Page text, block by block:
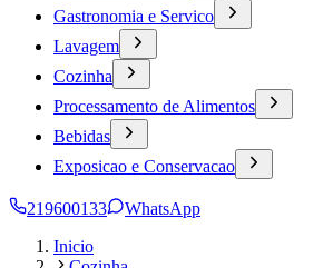
Gastronomia e Servico
Lavagem
Cozinha
Processamento de Alimentos
Bebidas
Exposicao e Conservacao
219600133
WhatsApp
Inicio